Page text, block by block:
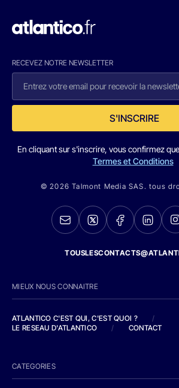
RECEVEZ NOTRE NEWSLETTER
S'INSCRIRE
En cliquant sur s'inscrire, vous confirmez
Termes et Conditions
© 2026 Talmont Media SAS. tous
MIEUX NOUS CONNAITRE
ATLANTICO C'EST QUI, C'EST QUOI ?
/
LE RESEAU D'ATLANTICO
/ CONTACT
CATEGORIES